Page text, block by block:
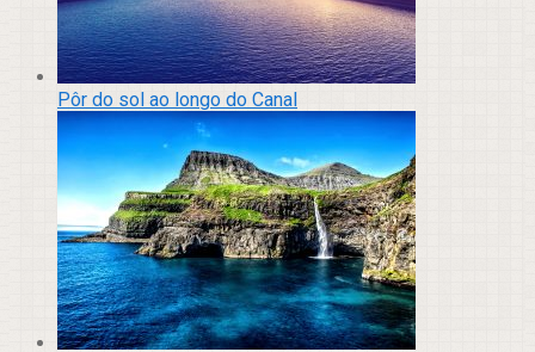
Pôr do sol ao longo do Canal